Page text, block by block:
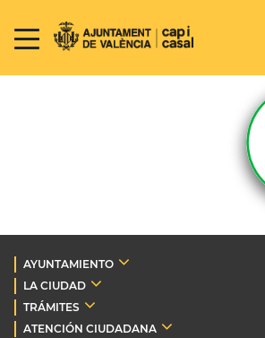
AYUNTAMIENTO
LA CIUDAD
TRÁMITES
ATENCIÓN CIUDADANA